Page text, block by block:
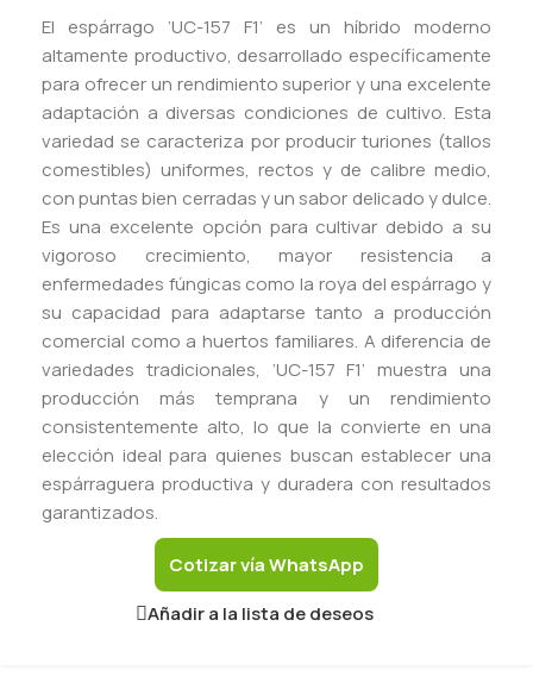
El espárrago ‘UC-157 F1’ es un híbrido moderno
altamente productivo, desarrollado específicamente
para ofrecer un rendimiento superior y una excelente
adaptación a diversas condiciones de cultivo. Esta
variedad se caracteriza por producir turiones (tallos
comestibles) uniformes, rectos y de calibre medio,
con puntas bien cerradas y un sabor delicado y dulce.
Es una excelente opción para cultivar debido a su
vigoroso crecimiento, mayor resistencia a
enfermedades fúngicas como la roya del espárrago y
su capacidad para adaptarse tanto a producción
comercial como a huertos familiares. A diferencia de
variedades tradicionales, ‘UC-157 F1’ muestra una
producción más temprana y un rendimiento
consistentemente alto, lo que la convierte en una
elección ideal para quienes buscan establecer una
espárraguera productiva y duradera con resultados
garantizados.
Cotizar vía WhatsApp
Añadir a la lista de deseos